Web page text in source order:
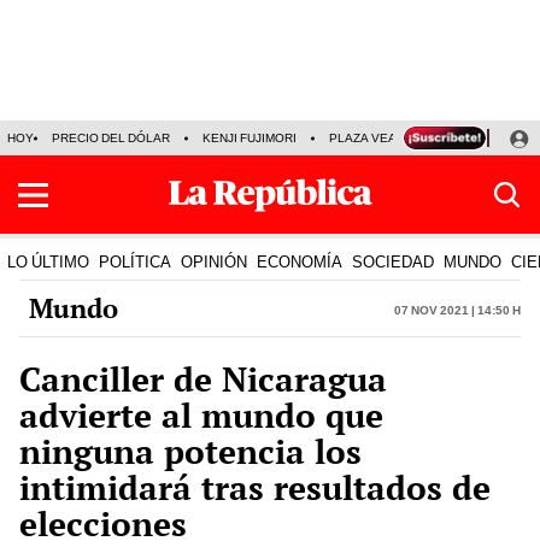
HOY PRECIO DEL DÓLAR KENJI FUJIMORI PLAZA VEA FERIADOS
LO ÚLTIMO POLÍTICA OPINIÓN ECONOMÍA SOCIEDAD MUNDO
Mundo 07 Nov 2021 | 14:50 h
Canciller de Nicaragua
advierte al mundo que
ninguna potencia los
intimidará tras resultados de
elecciones